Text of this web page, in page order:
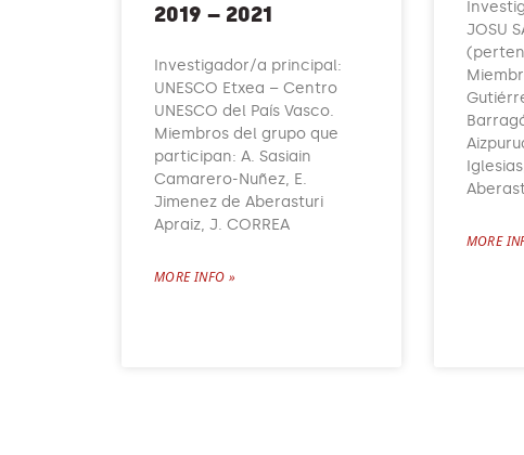
2019 – 2021
Investigador/a principal:
UNESCO Etxea – Centro
UNESCO del País Vasco.
Miembros del grupo que
participan: A. Sasiain
Camarero-Nuñez, E.
Jimenez de Aberasturi
Apraiz, J. CORREA
MORE INFO »
JOSU
MORE